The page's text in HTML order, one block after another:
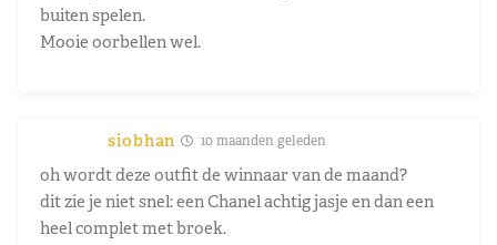
buiten spelen.
Mooie oorbellen wel.
siobhan 10 maanden geleden
oh wordt deze outfit de winnaar van de maand?
dit zie je niet snel: een Chanel achtig jasje en dan een
heel complet met broek.